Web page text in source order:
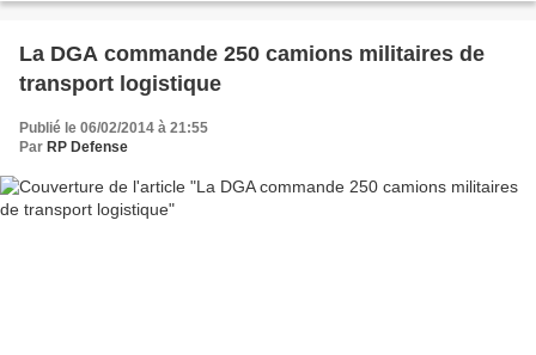
La DGA commande 250 camions militaires de
transport logistique
Publié le 06/02/2014 à 21:55
Par RP Defense